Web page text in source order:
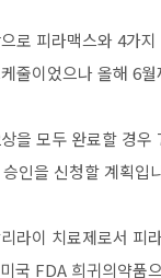
로 피라맥스와 4가
줄이었으나 올해 6
을 모두 완료할 경
인을 신청할 계획입
라이 치료제로서 피
국 FDA 희귀의약품